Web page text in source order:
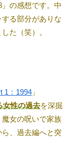
の感想です。中
る部分がありな
た（笑）。
1：1994 」
女性の過去を深掘
女の呪いで家族
、過去編へと突